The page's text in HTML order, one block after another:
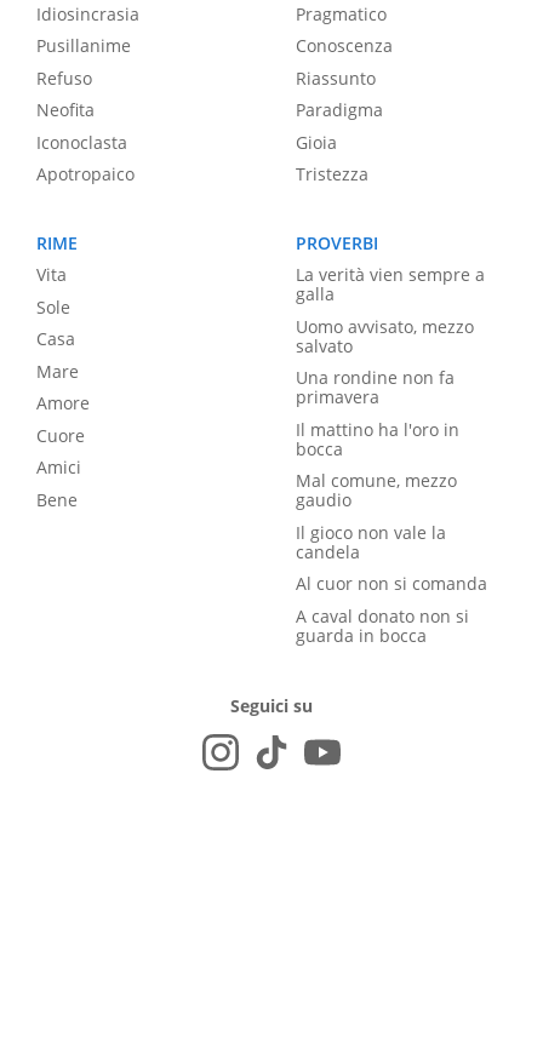
Idiosincrasia
Pusillanime
Refuso
Neofita
Iconoclasta
Apotropaico
Pragmatico
Conoscenza
Riassunto
Paradigma
Gioia
Tristezza
RIME
Vita
Sole
Casa
Mare
Amore
Cuore
Amici
Bene
PROVERBI
La verità vien sempre a
galla
Uomo avvisato, mezzo
salvato
Una rondine non fa
primavera
Il mattino ha l'oro in
bocca
Mal comune, mezzo
gaudio
Il gioco non vale la
candela
Al cuor non si comanda
A caval donato non si
guarda in bocca
Seguici su